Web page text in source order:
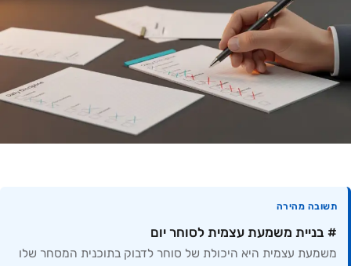
תשובה מהירה
# בניית משמעת עצמית לסוחר יום
משמעת עצמית היא היכולת של סוחר לדבוק בתוכנית המסחר שלו